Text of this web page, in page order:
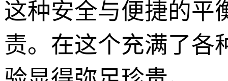
这种安全与便捷的平
责。在这个充满了各